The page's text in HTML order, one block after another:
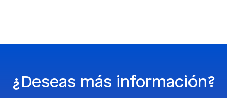
¿Deseas más información?